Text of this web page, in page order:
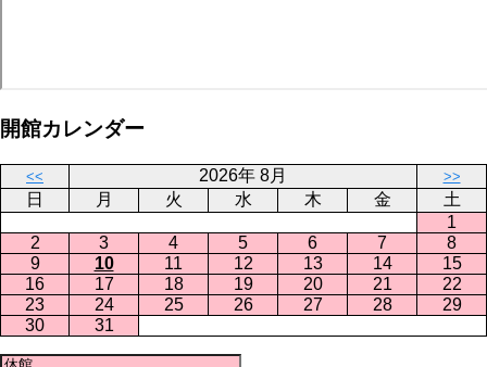
開館カレンダー
<< 2026年 8月 >>
日 月 火 水 木 金
土
1
2
3 4 5 6 7
8
9
10 11 12 13 14
15
16
17 18 19 20 21
22
23
24 25 26 27 28
29
30
31